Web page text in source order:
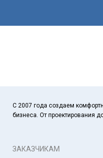
С 2007 года создаем
бизнеса. От проектирования
ЗАКАЗЧИКАМ